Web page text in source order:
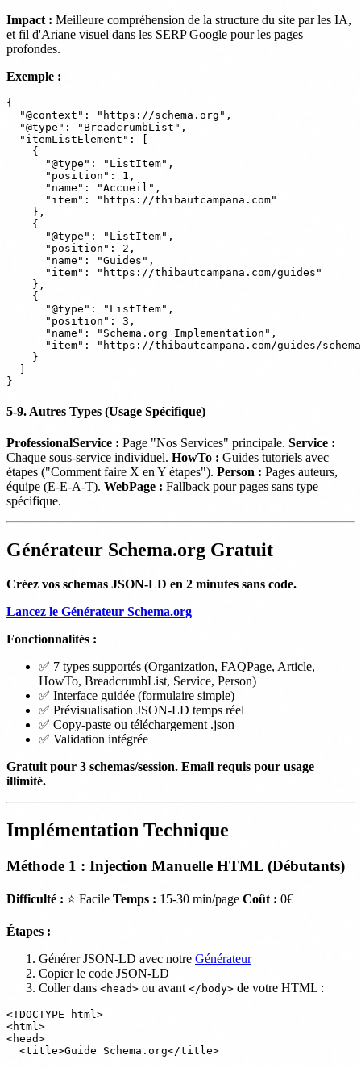
Impact : Meilleure compréhension de la structure du site par les IA,
et fil d'Ariane visuel dans les SERP Google pour les pages
profondes.
Exemple :
{
  "@context": "https://schema.org",
  "@type": "BreadcrumbList",
  "itemListElement": [
    {
      "@type": "ListItem",
      "position": 1,
      "name": "Accueil",
      "item": "https://thibautcampana.com"
    },
    {
      "@type": "ListItem",
      "position": 2,
      "name": "Guides",
      "item": "https://thibautcampana.com/guides"
    },
    {
      "@type": "ListItem",
      "position": 3,
      "name": "Schema.org Implementation",
"item": "https://thibautcampana.com/guides/
    }
  ]
5-9. Autres Types (Usage Spécifique)
ProfessionalService : Page "Nos Services" principale. Service :
Chaque sous-service individuel. HowTo : Guides tutoriels avec
étapes ("Comment faire X en Y étapes"). Person : Pages auteurs,
équipe (E-E-A-T). WebPage : Fallback pour pages sans type
spécifique.
Générateur Schema.org Gratuit
Créez vos schemas JSON-LD en 2 minutes sans code.
Lancez le Générateur Schema.org
Fonctionnalités :
✅ 7 types supportés (Organization, FAQPage, Article,
HowTo, BreadcrumbList, Service, Person)
✅ Interface guidée (formulaire simple)
✅ Prévisualisation JSON-LD temps réel
✅ Copy-paste ou téléchargement .json
✅ Validation intégrée
Gratuit pour 3 schemas/session. Email requis pour usage
illimité.
Implémentation Technique
Méthode 1 : Injection Manuelle HTML (Débutants)
Difficulté : ⭐ Facile Temps : 15-30 min/page Coût : 0€
Étapes :
Générer JSON-LD avec notre Générateur
Copier le code JSON-LD
Coller dans <head> ou avant </body> de votre HTML :
<!DOCTYPE html>
<html>
<head>
  <title>Guide Schema.org</title>